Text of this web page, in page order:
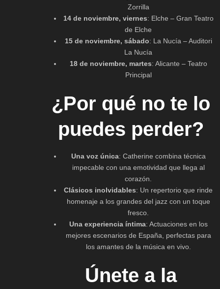
Zorrilla
14 de noviembre, viernes: Elche – Gran Teatro
de Elche
15 de noviembre, sábado: La Nucía – Auditori
La Nucía
18 de noviembre, martes: Alicante – Teatro
Principal
¿Por qué no te lo
puedes perder?
Una voz única: Catherine combina técnica
impecable con una emotividad que llega al
corazón.
Clásicos inolvidables: Un repertorio que rinde
homenaje a los grandes del jazz con un toque
fresco.
Una experiencia íntima: Actuaciones en los
mejores escenarios de España, perfectas para
los amantes de la música en vivo.
Únete a la